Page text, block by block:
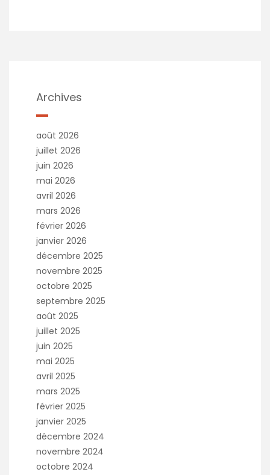
Archives
août 2026
juillet 2026
juin 2026
mai 2026
avril 2026
mars 2026
février 2026
janvier 2026
décembre 2025
novembre 2025
octobre 2025
septembre 2025
août 2025
juillet 2025
juin 2025
mai 2025
avril 2025
mars 2025
février 2025
janvier 2025
décembre 2024
novembre 2024
octobre 2024